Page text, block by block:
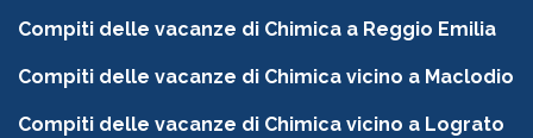
Compiti delle vacanze di Chimica a Reggio Emilia
Compiti delle vacanze di Chimica vicino a Maclodio
Compiti delle vacanze di Chimica vicino a Lograto